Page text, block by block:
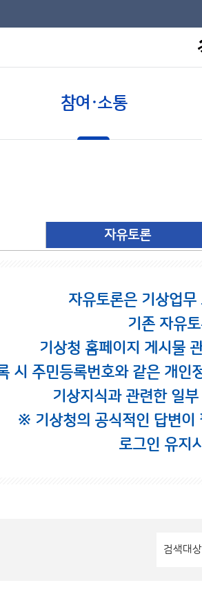
참여·소통
자유토론
자유토론은 기상업
기존 자유
기상청 홈페이지 게시물
시 주민등록번호와 같은 개인
기상지식과 관련한 일
※ 기상청의 공식적인 답변이
로그인 유지